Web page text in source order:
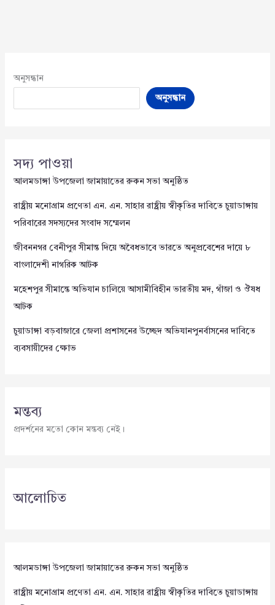
অনুসন্ধান
অনুসন্ধান
সদ্য পাওয়া
আলমডাঙ্গা উপজেলা জামায়াতের রুকন সভা অনুষ্ঠিত
রাষ্ট্রীয় মনোগ্রাম প্রণেতা এন. এন. সাহার রাষ্ট্রীয় স্বীকৃতির দাবিতে চুয়াডাঙ্গায়
পরিবারের সদস্যদের সংবাদ সম্মেলন
জীবননগর বেনীপুর সীমান্ত দিয়ে অবৈধভাবে ভারতে অনুপ্রবেশের দায়ে ৮
বাংলাদেশী নাগরিক আটক
মহেশপুর সীমান্তে অভিযান চালিয়ে আসামীবিহীন ভারতীয় মদ, গাঁজা ও ঔষধ
আটক
চুয়াডাঙ্গা বড়বাজারে জেলা প্রশাসনের উচ্ছেদ অভিযানপুনর্বাসনের দাবিতে
ব্যবসায়ীদের ক্ষোভ
মন্তব্য
প্রদর্শনের মতো কোন মন্তব্য নেই।
আলোচিত
আলমডাঙ্গা উপজেলা জামায়াতের রুকন সভা অনুষ্ঠিত
রাষ্ট্রীয় মনোগ্রাম প্রণেতা এন. এন. সাহার রাষ্ট্রীয় স্বীকৃতির দাবিতে চুয়াডাঙ্গায়